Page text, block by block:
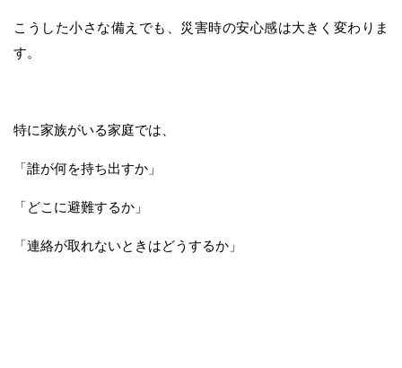
こうした小さな備えでも、災害時の安心感は大きく変わりま
す。
特に家族がいる家庭では、
「誰が何を持ち出すか」
「どこに避難するか」
「連絡が取れないときはどうするか」